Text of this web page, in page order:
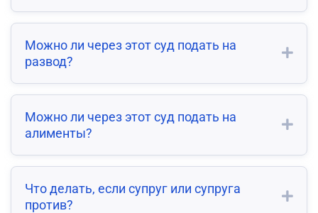
Можно ли через этот суд подать на
развод?
Можно ли через этот суд подать на
алименты?
Что делать, если супруг или супруга
против?